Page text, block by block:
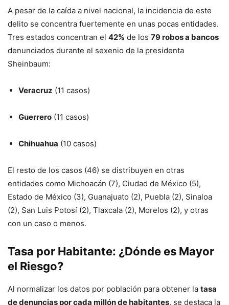
A pesar de la caída a nivel nacional, la incidencia de este
delito se concentra fuertemente en unas pocas entidades.
Tres estados concentran el 42% de los 79 robos a bancos
denunciados durante el sexenio de la presidenta
Sheinbaum:
Veracruz (11 casos)
Guerrero (11 casos)
Chihuahua (10 casos)
El resto de los casos (46) se distribuyen en otras
entidades como Michoacán (7), Ciudad de México (5),
Estado de México (3), Guanajuato (2), Puebla (2), Sinaloa
(2), San Luis Potosí (2), Tlaxcala (2), Morelos (2), y otras
con un caso o menos.
Tasa por Habitante: ¿Dónde es Mayor
el Riesgo?
Al normalizar los datos por población para obtener la tasa
de denuncias por cada millón de habitantes, se destaca la